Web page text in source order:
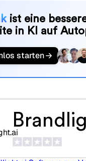
ist eine
in KI auf
starten